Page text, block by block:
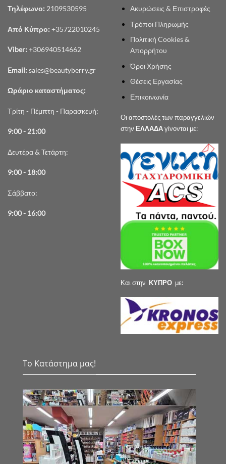
του
Τηλέφωνο: 2109530595
Από Κύπρο: +35722010245
Viber: +306940514662
Email: sales@beautyberry.gr
Ωράριο καταστήματος:
Τρίτη - Πέμπτη - Παρασκευή:
9:00 - 21:00
Δευτέρα & Τετάρτη:
9:00 - 18:00
Σάββατο:
9:00 - 16:00
Ακυρώσεις & Επιστροφές
Τρόποι Πληρωμής
Πολιτική Cookies &
Απορρήτου
Όροι Χρήσης
Θέσεις Εργασίας
Επικοινωνία
Οι αποστολές των παραγγελιών
στην ΕΛΛΑΔΑγίνονται με:
Και στην ΚΥΠΡΟ με:
Το Κατάστημα μας!